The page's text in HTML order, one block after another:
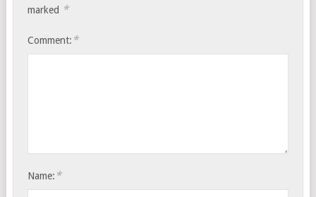
marked *
Comment: *
Name: *